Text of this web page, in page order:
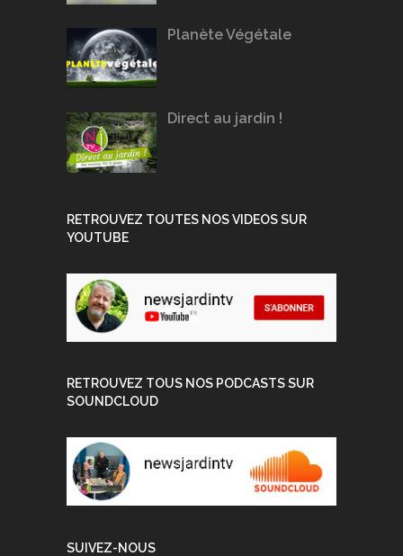
Planète Végétale
Direct au jardin !
RETROUVEZ TOUTES NOS VIDEOS SUR
YOUTUBE
RETROUVEZ TOUS NOS PODCASTS SUR
SOUNDCLOUD
SUIVEZ-NOUS